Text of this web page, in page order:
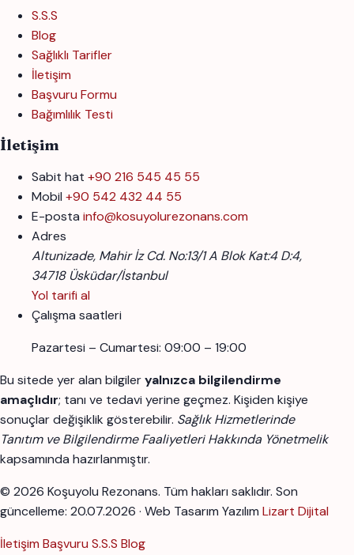
S.S.S
Blog
Sağlıklı Tarifler
İletişim
Başvuru Formu
Bağımlılık Testi
İletişim
Sabit hat +90 216 545 45 55
Mobil +90 542 432 44 55
E-posta info@kosuyolurezonans.com
Adres
Altunizade, Mahir İz Cd. No:13/1 A Blok Kat:4 D:4,
34718 Üsküdar/İstanbul
Yol tarifi al
Çalışma saatleri
Pazartesi – Cumartesi: 09:00 – 19:00
Bu sitede yer alan bilgileryalnızca bilgilendirme
amaçlıdır; tanı ve tedavi yerine geçmez. Kişiden kişiye
sonuçlar değişiklik gösterebilir. Sağlık Hizmetlerinde
Tanıtım ve Bilgilendirme Faaliyetleri Hakkında Yönetmelik
kapsamında hazırlanmıştır.
© 2026 Koşuyolu Rezonans. Tüm hakları saklıdır. Son
güncelleme: 20.07.2026 · Web Tasarım Yazılım Lizart Dijital
İletişim Başvuru S.S.S Blog